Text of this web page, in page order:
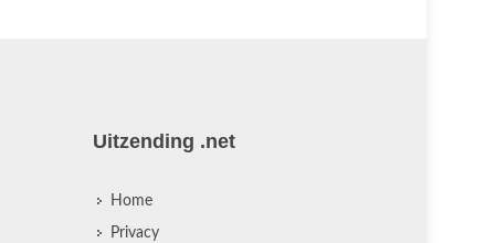
Uitzending .net
Home
Privacy